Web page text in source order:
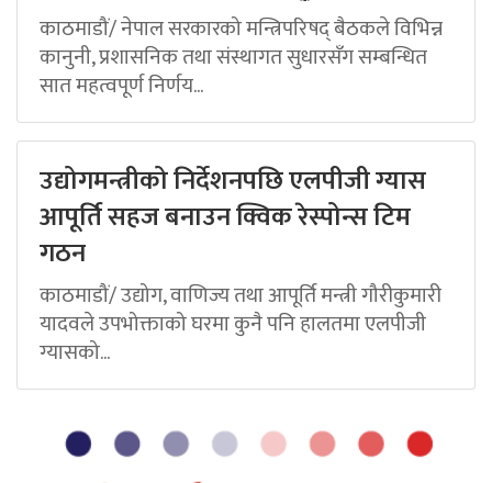
काठमाडौं/ नेपाल सरकारको मन्त्रिपरिषद् बैठकले विभिन्न
कानुनी, प्रशासनिक तथा संस्थागत सुधारसँग सम्बन्धित
सात महत्वपूर्ण निर्णय...
उद्योगमन्त्रीको निर्देशनपछि एलपीजी ग्यास
आपूर्ति सहज बनाउन क्विक रेस्पोन्स टिम
गठन
काठमाडौं/ उद्योग, वाणिज्य तथा आपूर्ति मन्त्री गौरीकुमारी
यादवले उपभोक्ताको घरमा कुनै पनि हालतमा एलपीजी
ग्यासको...